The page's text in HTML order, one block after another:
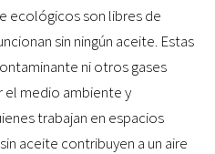
ecológicos son libres de
sin ningún aceite. Estas
ni otros gases
el medio ambiente y
trabajan en espacios
aceite contribuyen a un aire